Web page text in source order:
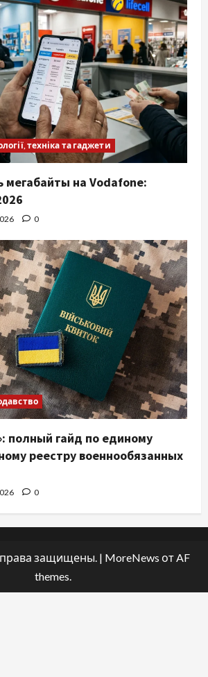
техніка та гаджети
мегабайты на Vodafone:
0
полный гайд по единому
реестру военнообязанных
0
защищены. | MoreNews от AF
themes.